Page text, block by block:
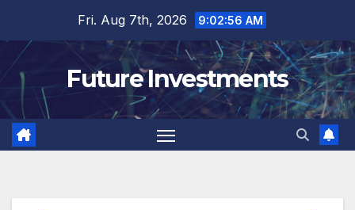
content
Fri. Aug 7th, 2026 9:02:57 AM
Future Investments